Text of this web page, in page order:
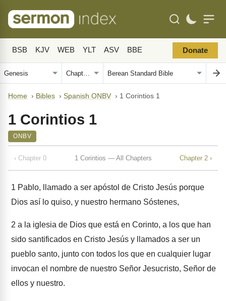
BSB KJV WEB YLT ASV BBE Donate
Home › Bibles › Spanish ONBV › 1 Corintios 1
1 Corintios 1
ONBV
‹ Chapter 0 1 Corintios — All Chapters Chapter 2 ›
1 Pablo, llamado a ser apóstol de Cristo Jesús porque
Dios así lo quiso, y nuestro hermano Sóstenes,
2 a la iglesia de Dios que está en Corinto, a los que han
sido santificados en Cristo Jesús y llamados a ser un
pueblo santo, junto con todos los que en cualquier lugar
invocan el nombre de nuestro Señor Jesucristo, Señor de
ellos y nuestro.